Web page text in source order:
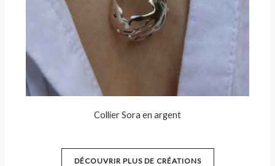
Collier Sora en argent
DÉCOUVRIR PLUS DE CRÉATIONS